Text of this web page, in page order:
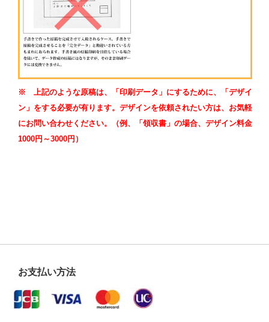
※ 上記のような原稿は、「印刷データ」にするために、「デザイ
ン」をする必要が有ります。デザインを依頼されたい方は、お気軽
にお問い合わせください。（例、「領収書」の場合、デザイン料金
1000円～3000円）
お支払い方法